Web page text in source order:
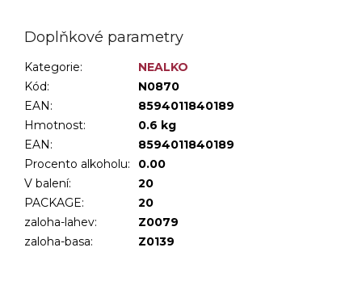
Doplňkové parametry
Kategorie:
NEALKO
Kód:
N0870
EAN:
8594011840189
Hmotnost:
0.6 kg
EAN:
8594011840189
Procento alkoholu:
0.00
V balení:
20
PACKAGE:
20
zaloha-lahev:
Z0079
zaloha-basa: Z0139